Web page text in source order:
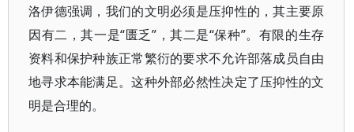
洛伊德强调，我们的文明必须是压抑性的，其主要原
因有二，其一是“匮乏”，其二是“保种”。有限的生存
资料和保护种族正常繁衍的要求不允许部落成员自由
地寻求本能满足。这种外部必然性决定了压抑性的文
明是合理的。